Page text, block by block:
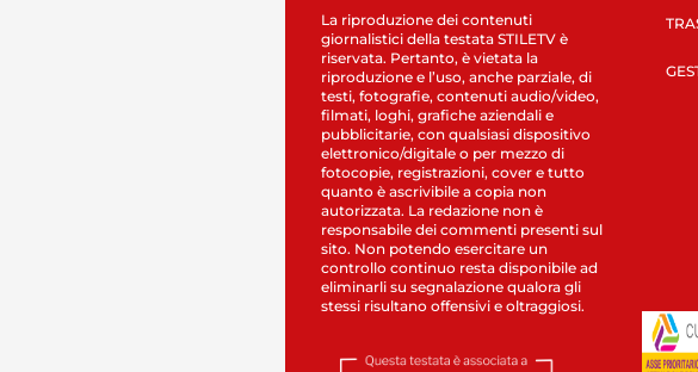
La riproduzione dei contenuti
giornalistici della testata STILETV è
riservata. Pertanto, è vietata la
riproduzione e l’uso, anche parziale, di
testi, fotografie, contenuti audio/video,
filmati, loghi, grafiche aziendali e
pubblicitarie, con qualsiasi dispositivo
elettronico/digitale o per mezzo di
fotocopie, registrazioni, cover e tutto
quanto è ascrivibile a copia non
autorizzata. La redazione non è
responsabile dei commenti presenti sul
sito. Non potendo esercitare un
controllo continuo resta disponibile ad
eliminarli su segnalazione qualora gli
stessi risultano offensivi e oltraggiosi.